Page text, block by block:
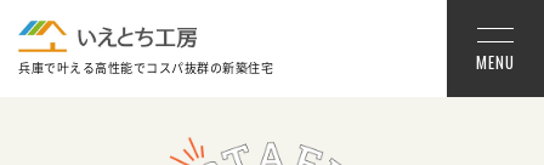
兵庫で叶える高性能でコスパ抜群の新築住宅 MENU